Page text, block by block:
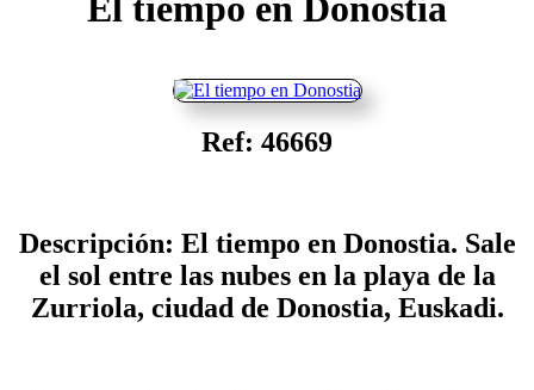
El tiempo en Donostia
Ref: 46669
Descripción: El tiempo en Donostia. Sale
el sol entre las nubes en la playa de la
Zurriola, ciudad de Donostia, Euskadi.